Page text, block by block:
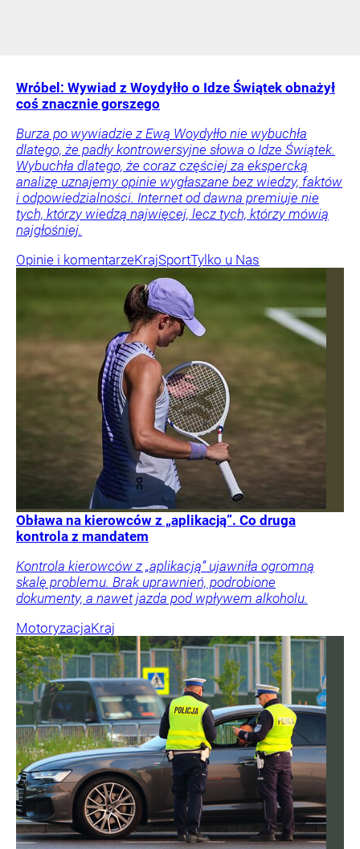
Wróbel: Wywiad z Woydyłło o Idze Świątek obnażył
coś znacznie gorszego
Burza po wywiadzie z Ewą Woydyłło nie wybuchła
dlatego, że padły kontrowersyjne słowa o Idze Świątek.
Wybuchła dlatego, że coraz częściej za ekspercką
analizę uznajemy opinie wygłaszane bez wiedzy, faktów
i odpowiedzialności. Internet od dawna premiuje nie
tych, którzy wiedzą najwięcej, lecz tych, którzy mówią
najgłośniej.
Opinie i komentarzeKrajSportTylko u Nas
Obława na kierowców z „aplikacją”. Co druga
kontrola z mandatem
Kontrola kierowców z „aplikacją” ujawniła ogromną
skalę problemu. Brak uprawnień, podrobione
dokumenty, a nawet jazda pod wpływem alkoholu.
MotoryzacjaKraj